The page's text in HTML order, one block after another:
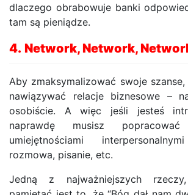
dlaczego obrabowuje banki
tam są pieniądze.
4. Network, Network,
Aby zmaksymalizować swoje
nawiązywać relacje biznesowe –
osobiście. A więc jeśli jesteś
naprawdę musisz
umiejętnościami
rozmowa, pisanie, etc.
Jedną z najważniejszych